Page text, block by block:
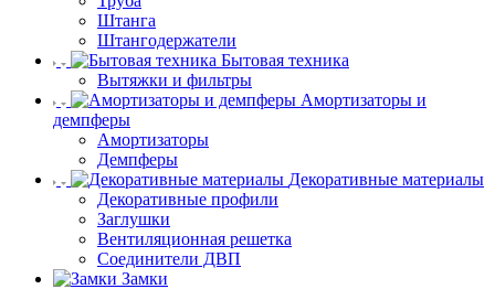
Штанга
Штангодержатели
Бытовая техника
Вытяжки и фильтры
Амортизаторы и
демпферы
Амортизаторы
Демпферы
Декоративные материалы
Декоративные профили
Заглушки
Вентиляционная решетка
Соединители ДВП
Замки